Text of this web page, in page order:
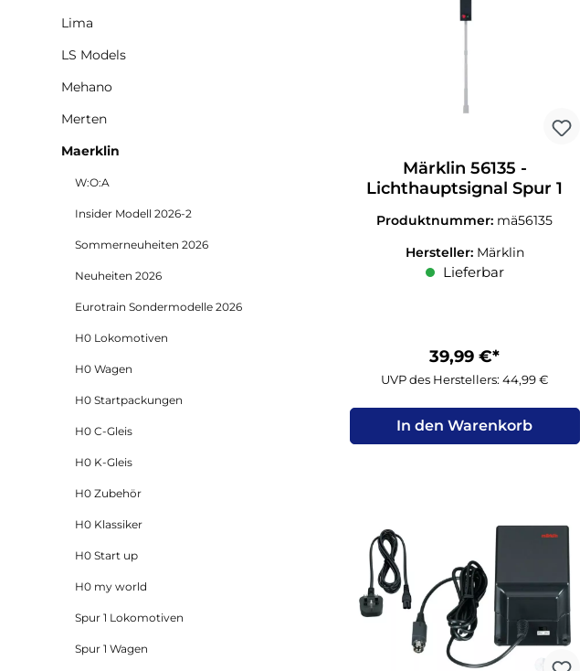
Lima
LS Models
Mehano
Merten
Maerklin
W:O:A
Insider Modell 2026-2
Sommerneuheiten 2026
Neuheiten 2026
Eurotrain Sondermodelle 2026
H0 Lokomotiven
H0 Wagen
H0 Startpackungen
H0 C-Gleis
H0 K-Gleis
H0 Zubehör
H0 Klassiker
H0 Start up
H0 my world
Spur 1 Lokomotiven
Spur 1 Wagen
Märklin 56135 -
Lichthauptsignal Spur 1
Produktnummer: mä56135
Hersteller: Märklin
Lieferbar
39,99 €*
UVP des Herstellers: 44,99 €
In den Warenkorb